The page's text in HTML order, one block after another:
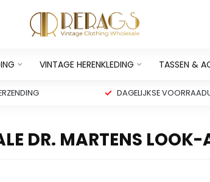
VINTAGE HERENKLEDING TASSEN &
DAGELIJKSE
DR. MARTENS